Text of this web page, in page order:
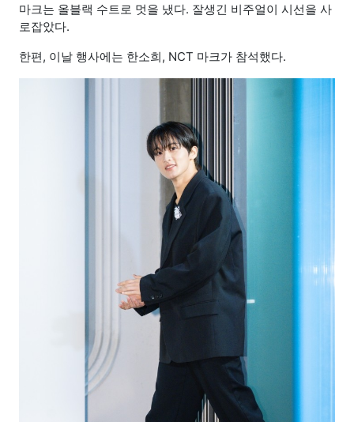
마크는 올블랙 수트로 멋을 냈다. 잘생긴 비주얼이 시선을 사
로잡았다.
한편, 이날 행사에는 한소희, NCT 마크가 참석했다.